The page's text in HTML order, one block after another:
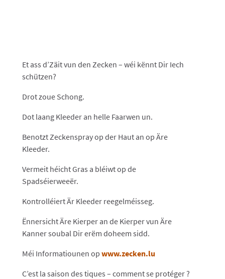
Et ass d’Zäit vun den Zecken – wéi kënnt Dir Iech
schützen?
Drot zoue Schong.
Dot laang Kleeder an helle Faarwen un.
Benotzt Zeckenspray op der Haut an op Äre
Kleeder.
Vermeit héicht Gras a bléiwt op de
Spadséierweeër.
Kontrolléiert Är Kleeder reegelméisseg.
Ënnersicht Äre Kierper an de Kierper vun Äre
Kanner soubal Dir erëm doheem sidd.
Méi Informatiounen op www.zecken.lu
C’est la saison des tiques – comment se protéger ?